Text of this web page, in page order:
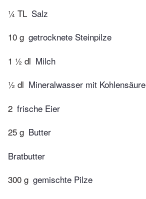
¼ TL Salz
10 g getrocknete Steinpilze
1 ½ dl Milch
½ dl Mineralwasser mit Kohlensäure
2 frische Eier
25 g Butter
Bratbutter
300 g gemischte Pilze